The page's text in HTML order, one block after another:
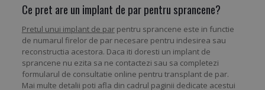
Ce pret are un implant de par pentru sprancene?
Pretul unui implant de parpentru sprancene este in functie
de numarul firelor de par necesare pentru indesirea sau
reconstructia acestora. Daca iti doresti un implant de
sprancene nu ezita sa ne contactezi sau sa completezi
formularul de consultatie online pentru transplant de par.
Mai multe detalii poti afla din cadrul paginii dedicate acestui